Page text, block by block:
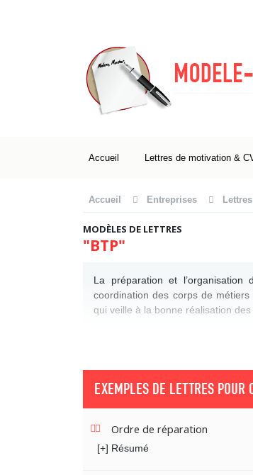
Accueil Lettres de motivation &
Accueil Entreprises
MODÈLES DE LETTRES
"BTP"
La préparation et l’organisation
coordination des corps de
qui veille à la bonne réalisation
EXEMPLES DE LETTRES POUR
Ordre de réparation
[+] Résumé